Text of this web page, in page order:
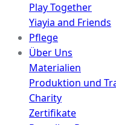
Play Together
Yiayia and Friends
Pflege
Über Uns
Materialien
Produktion und
Charity
Zertifikate